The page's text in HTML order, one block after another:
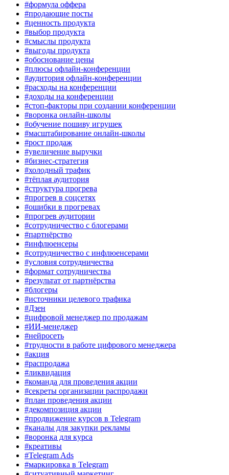
#формула оффера
#продающие посты
#ценность продукта
#выбор продукта
#смыслы продукта
#выгоды продукта
#обоснование цены
#плюсы офлайн-конференции
#аудитория офлайн-конференции
#расходы на конференции
#доходы на конференции
#стоп-факторы при создании конференции
#воронка онлайн-школы
#обучение пошиву игрушек
#масштабирование онлайн-школы
#рост продаж
#увеличение выручки
#бизнес-стратегия
#холодный трафик
#тёплая аудитория
#структура прогрева
#прогрев в соцсетях
#ошибки в прогревах
#прогрев аудитории
#сотрудничество с блогерами
#партнёрство
#инфлюенсеры
#сотрудничество с инфлюенсерами
#условия сотрудничества
#формат сотрудничества
#результат от партнёрства
#блогеры
#источники целевого трафика
#Дзен
#цифровой менеджер по продажам
#ИИ-менеджер
#нейросеть
#трудности в работе цифрового менеджера
#акция
#распродажа
#ликвидация
#команда для проведения акции
#секреты организации распродажи
#план проведения акции
#декомпозиция акции
#продвижение курсов в Telegram
#каналы для закупки рекламы
#воронка для курса
#креативы
#Telegram Ads
#маркировка в Telegram